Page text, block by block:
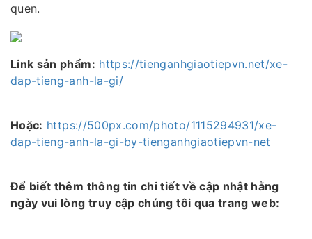
quen.
Link sản phẩm: https://tienganhgiaotiepvn.net/xe-
dap-tieng-anh-la-gi/
Hoặc: https://500px.com/photo/1115294931/xe-
dap-tieng-anh-la-gi-by-tienganhgiaotiepvn-net
Để biết thêm thông tin chi tiết về cập nhật hằng
ngày vui lòng truy cập chúng tôi qua trang web: